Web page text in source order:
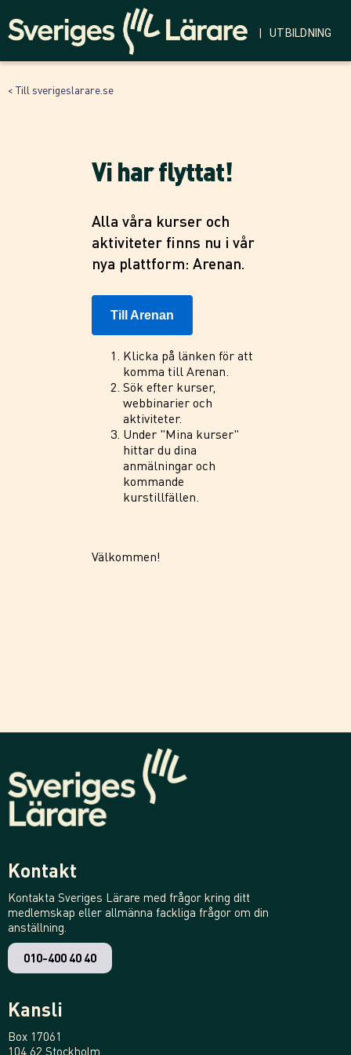
| UTBILDNING
< Till sverigeslarare.se
Vi har flyttat!
Alla våra kurser och
aktiviteter finns nu i vår
nya plattform: Arenan.
Till Arenan
Klicka på länken för att
komma till Arenan.
Sök efter kurser,
webbinarier och
aktiviteter.
Under "Mina kurser"
hittar du dina
anmälningar och
kommande
kurstillfällen.
Välkommen!
Kontakt
Kontakta Sveriges Lärare med frågor kring ditt
medlemskap eller allmänna fackliga frågor om din
anställning.
010-400 40 40
Kansli
Box 17061
104 62 Stockholm